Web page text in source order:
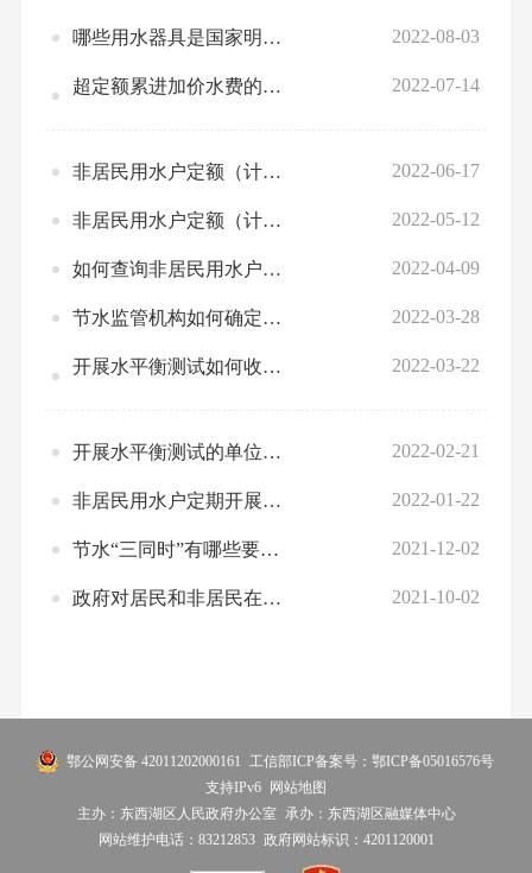
区交通运输局
区水务和湖泊局
区农业农村局
区文化和旅游局
区退役军人事务局
区统计局 区医疗保障局
哪些用水器具是国家明令淘汰的？ 2022-08-03
超定额累进加价水费的征收标准 2022-07-14
非居民用水户定额（计划）水量怎么考核？ 2022-06-17
非居民用水户定额（计划）水量可以调整么？ 2022-05-12
如何查询非居民用水户的定额（计划）水量？ 2022-04-09
节水监管机构如何确定非居民用水户的定额（计划）水量？ 2022-03-28
开展水平衡测试如何收费？ 2022-03-22
开展水平衡测试的单位需要资质么？ 2022-02-21
非居民用水户定期开展水平衡测试有什么好处？ 2022-01-22
节水“三同时”有哪些要求？ 2021-12-02
政府对居民和非居民在节水工作中有什么要求？ 2021-10-02
鄂公网安备 42011202000161
工信部ICP备案号：鄂ICP备05016576号
支持IPv6 网站地图
主办：东西湖区人民政府办公室
承办：东西湖区融媒体中心
网站维护电话：83212853 政府网站标识：4201120001